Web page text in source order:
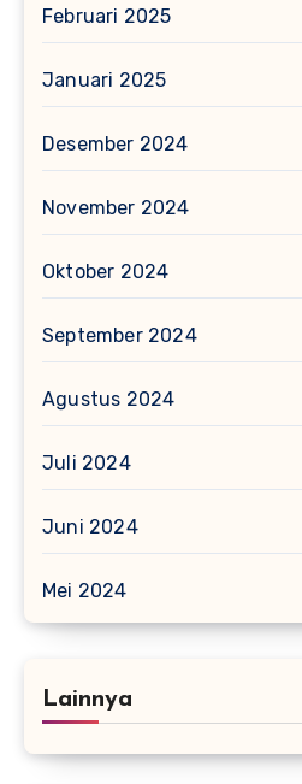
Februari 2025
Januari 2025
Desember 2024
November 2024
Oktober 2024
September 2024
Agustus 2024
Juli 2024
Juni 2024
Mei 2024
Lainnya